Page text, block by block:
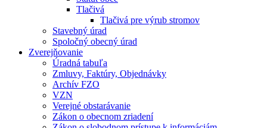
Tlačivá
Tlačivá pre výrub stromov
Stavebný úrad
Spoločný obecný úrad
Zverejňovanie
Úradná tabuľa
Zmluvy, Faktúry, Objednávky
Archív FZO
VZN
Verejné obstarávanie
Zákon o obecnom zriadení